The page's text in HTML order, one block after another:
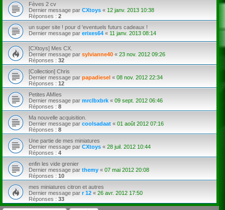
Fèves 2 cv
Dernier message par CXtoys « 12 janv. 2013 10:38
Réponses : 2
un super site ! pour d 'eventuels futurs cadeaux !
Dernier message par erixes64 « 11 janv. 2013 08:14
[CXtoys] Mes CX.
Dernier message par sylvianne40 « 23 nov. 2012 09:26
Réponses : 32
[Collection] Chris
Dernier message par papadiesel « 08 nov. 2012 22:34
Réponses : 12
Petites AMIes
Dernier message par mrclbxbrk « 09 sept. 2012 06:46
Réponses : 8
Ma nouvelle acquisition.
Dernier message par coolsadaat « 01 août 2012 07:16
Réponses : 8
Une partie de mes miniatures
Dernier message par CXtoys « 28 juil. 2012 10:44
Réponses : 4
enfin les vide grenier
Dernier message par themy « 07 mai 2012 20:08
Réponses : 10
mes miniatures citron et autres
Dernier message par r 12 « 26 avr. 2012 17:50
Réponses : 33